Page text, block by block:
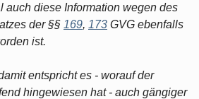
auch diese Information wegen des
der §§ 169, 173 GVG ebenfalls
ist.
entspricht es - worauf der
hingewiesen hat - auch gängiger